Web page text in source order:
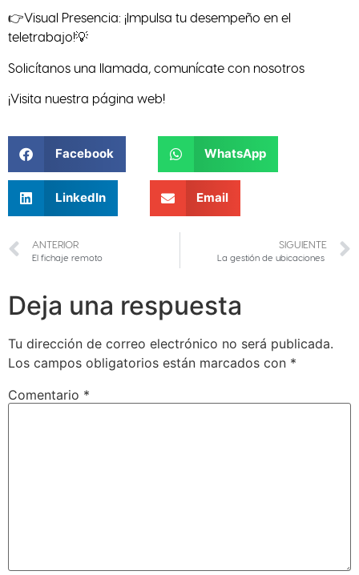
👉Visual Presencia: ¡Impulsa tu desempeño en el
teletrabajo!💡
Solicítanos una llamada, comunícate con nosotros
¡Visita nuestra página web!
Facebook WhatsApp
LinkedIn Email
ANTERIOR
El fichaje remoto
SIGUIENTE
La gestión de ubicaciones
Deja una respuesta
Tu dirección de correo electrónico no será publicada.
Los campos obligatorios están marcados con *
Comentario *